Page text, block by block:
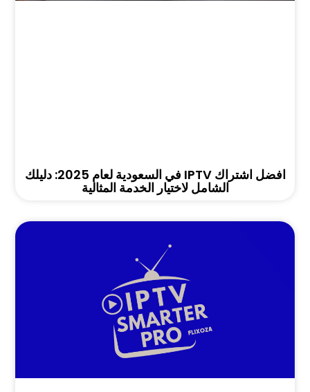
افضل اشتراك IPTV في السعودية لعام 2025: دليلك
الشامل لاختيار الخدمة المثالية